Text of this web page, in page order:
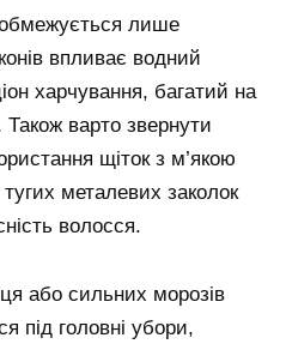
лише
впливає водний
харчування, багатий на
Також варто звернути
щіток з м’якою
металевих заколок
волосся.
або сильних морозів
під головні убори,